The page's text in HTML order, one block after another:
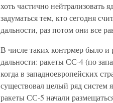
хоть частично
задуматься тем, кто сегодня
дальности, раз потом они все
В числе таких контрмер было и
дальности: ракеты СС-4 (по
когда в западноевропейских
существовал целый ряд
ракеты СС-5 начали